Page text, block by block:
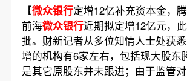
【微众银行定增12亿补充资本金，
前海微众银行近期拟定增12亿元，
批。财新记者从多位知情人士处获
增的机构有6家左右，包括现大股东
是其它原股东并未跟进；由于监管